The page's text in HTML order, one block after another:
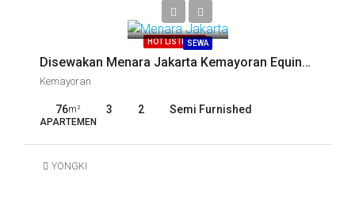
HOT LISTING!!!
SEWA
Disewakan Menara Jakarta Kemayoran Equinox 3BR (SKC-13258)
Kemayoran
76m² 3 2 Semi Furnished
APARTEMEN
YONGKI